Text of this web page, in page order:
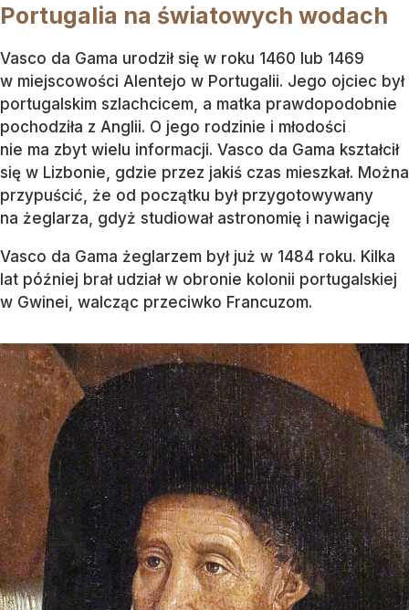
Portugalia na światowych wodach
Vasco da Gama urodził się w roku 1460 lub 1469
w miejscowości Alentejo w Portugalii. Jego ojciec był
portugalskim szlachcicem, a matka prawdopodobnie
pochodziła z Anglii. O jego rodzinie i młodości
nie ma zbyt wielu informacji. Vasco da Gama kształcił
się w Lizbonie, gdzie przez jakiś czas mieszkał. Można
przypuścić, że od początku był przygotowywany
na żeglarza, gdyż studiował astronomię i nawigację
Vasco da Gama żeglarzem był już w 1484 roku. Kilka
lat później brał udział w obronie kolonii portugalskiej
w Gwinei, walcząc przeciwko Francuzom.